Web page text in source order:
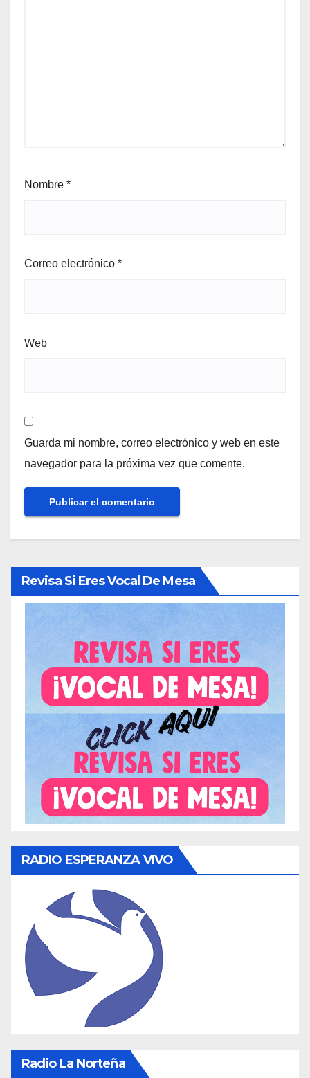
Nombre *
Correo electrónico *
Web
Guarda mi nombre, correo electrónico y web en este
navegador para la próxima vez que comente.
Revisa Si Eres Vocal De Mesa
RADIO ESPERANZA VIVO
Radio La Norteña